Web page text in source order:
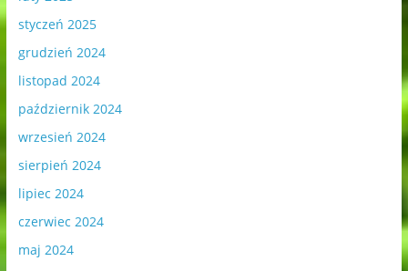
styczeń 2025
grudzień 2024
listopad 2024
październik 2024
wrzesień 2024
sierpień 2024
lipiec 2024
czerwiec 2024
maj 2024